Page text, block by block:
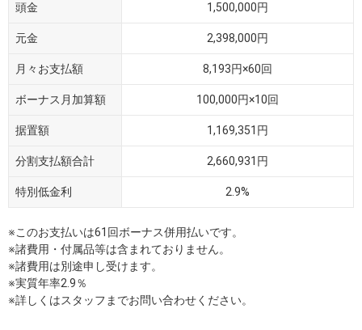
頭金 1,500,000円
元金 2,398,000円
月々お支払額 8,193円×60回
ボーナス月加算額 100,000円×10回
据置額 1,169,351円
分割支払額合計 2,660,931円
特別低金利 2.9%
※このお支払いは61回ボーナス併用払いです。
※諸費用・付属品等は含まれておりません。
※諸費用は別途申し受けます。
※実質年率2.9％
※詳しくはスタッフまでお問い合わせください。